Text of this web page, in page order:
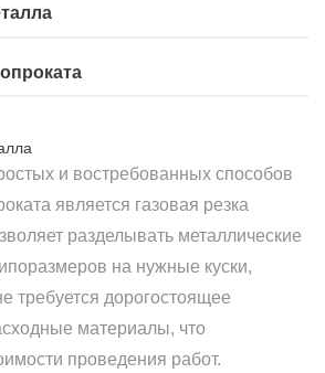
и востребованных способов
является газовая резка
разделывать металлические
на нужные куски,
требуется дорогостоящее
материалы, что
проведения работ.